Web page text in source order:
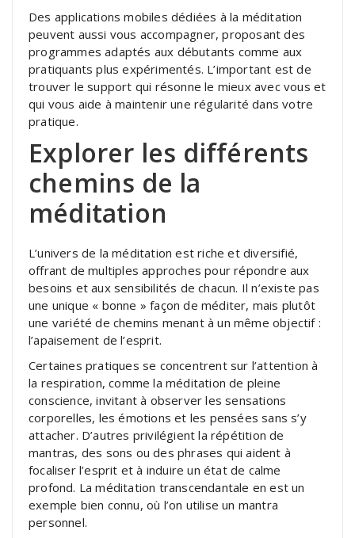
Des applications mobiles dédiées à la méditation
peuvent aussi vous accompagner, proposant des
programmes adaptés aux débutants comme aux
pratiquants plus expérimentés. L’important est de
trouver le support qui résonne le mieux avec vous et
qui vous aide à maintenir une régularité dans votre
pratique.
Explorer les différents
chemins de la
méditation
L’univers de la méditation est riche et diversifié,
offrant de multiples approches pour répondre aux
besoins et aux sensibilités de chacun. Il n’existe pas
une unique « bonne » façon de méditer, mais plutôt
une variété de chemins menant à un même objectif :
l’apaisement de l’esprit.
Certaines pratiques se concentrent sur l’attention à
la respiration, comme la méditation de pleine
conscience, invitant à observer les sensations
corporelles, les émotions et les pensées sans s’y
attacher. D’autres privilégient la répétition de
mantras, des sons ou des phrases qui aident à
focaliser l’esprit et à induire un état de calme
profond. La méditation transcendantale en est un
exemple bien connu, où l’on utilise un mantra
personnel.